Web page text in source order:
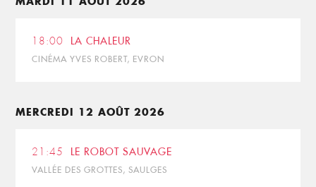
18:00 LA CHALEUR
CINÉMA YVES ROBERT, EVRON
MERCREDI 12 AOÛT 2026
21:45 LE ROBOT SAUVAGE
VALLÉE DES GROTTES, SAULGES